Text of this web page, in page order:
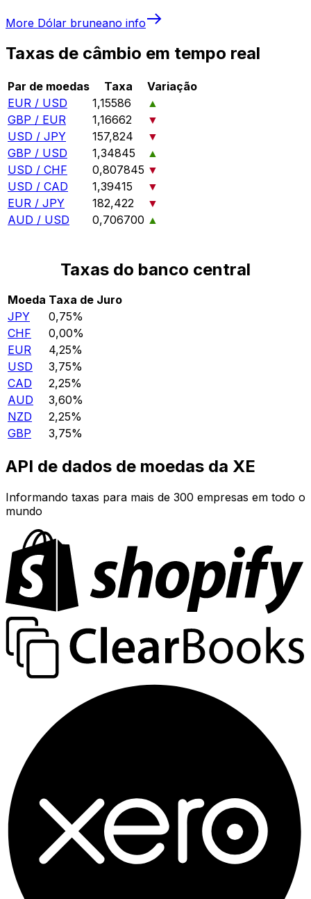
More Dólar bruneano info
Taxas de câmbio em tempo real
Par de moedas Taxa
Variação
EUR / USD
1,15586
▲
GBP / EUR
1,16662
▼
USD / JPY
157,824
▼
GBP / USD
1,34845
▲
USD / CHF
0,807845 ▼
USD / CAD
1,39415
▼
EUR / JPY
182,422
▼
AUD / USD
0,706700 ▲
Taxas do banco central
Moeda Taxa de Juro
JPY
0,75%
CHF
0,00%
EUR
4,25%
USD
3,75%
CAD
2,25%
AUD
3,60%
NZD
2,25%
GBP
3,75%
API de dados de moedas da XE
Informando taxas para mais de 300 empresas em todo o
mundo